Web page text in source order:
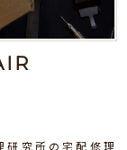
研究所の宅配修理